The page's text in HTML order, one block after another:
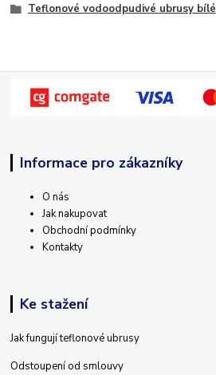
Teflonové vodoodpudivé ubrusy bílé
Informace pro zákazníky
O nás
Jak nakupovat
Obchodní podmínky
Kontakty
Ke stažení
Jak fungují teflonové ubrusy
Odstoupení od smlouvy